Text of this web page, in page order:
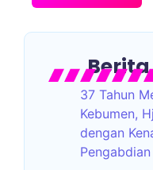
37 Tahun
Kebumen,
dengan
Pengabdian